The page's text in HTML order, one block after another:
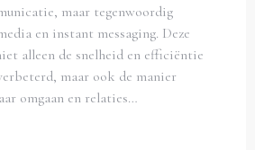
maar tegenwoordig
en instant messaging. Deze
alleen de snelheid en efficiëntie
maar ook de manier
omgaan en relaties…